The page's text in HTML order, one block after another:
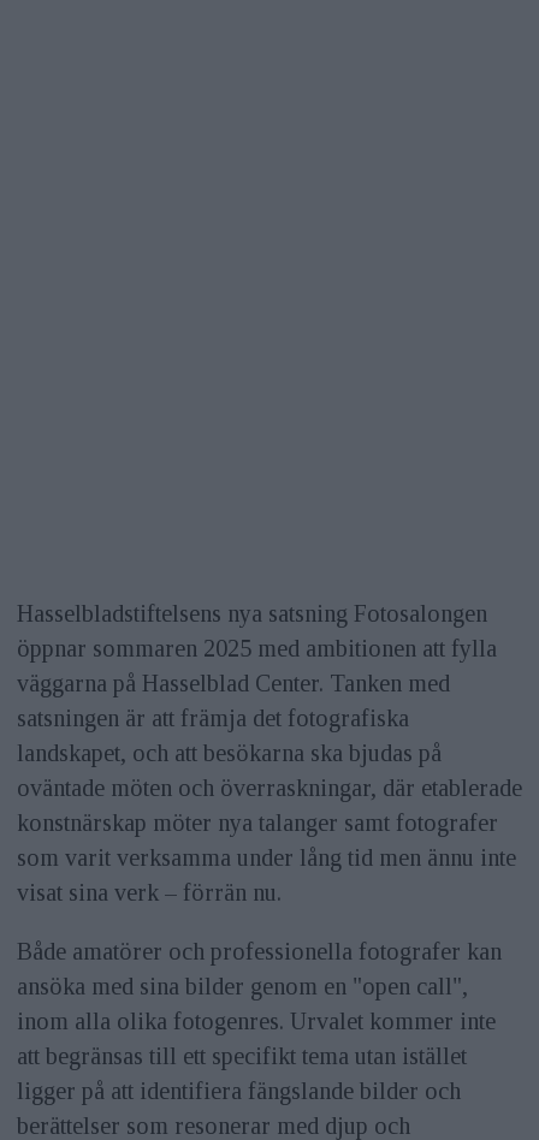
Hasselbladstiftelsens nya satsning Fotosalongen
öppnar sommaren 2025 med ambitionen att fylla
väggarna på Hasselblad Center. Tanken med
satsningen är att främja det fotografiska
landskapet, och att besökarna ska bjudas på
oväntade möten och överraskningar, där etablerade
konstnärskap möter nya talanger samt fotografer
som varit verksamma under lång tid men ännu inte
visat sina verk – förrän nu.
Både amatörer och professionella fotografer kan
ansöka med sina bilder genom en "open call",
inom alla olika fotogenres. Urvalet kommer inte
att begränsas till ett specifikt tema utan istället
ligger på att identifiera fängslande bilder och
berättelser som resonerar med djup och